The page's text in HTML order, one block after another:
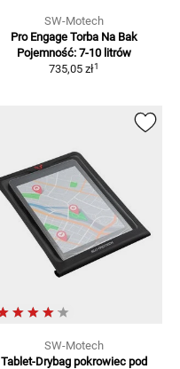
SW-Motech
Pro Engage Torba Na Bak
Pojemność: 7-10 litrów
735,05 zł1
SW-Motech
Tablet-Drybag pokrowiec pod